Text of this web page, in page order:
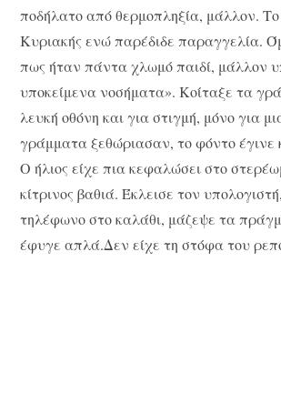
ποδήλατο από θερμοπληξία, μάλλον. Το
Κυριακής ενώ παρέδιδε παραγγελία.
πως ήταν πάντα χλωμό παιδί, μάλλον
υποκείμενα νοσήματα». Κοίταξε τα
λευκή οθόνη και για στιγμή, μόνο για
γράμματα ξεθώριασαν, το φόντο έγινε
Ο ήλιος είχε πια κεφαλώσει στο
κίτρινος βαθιά. Έκλεισε τον
τηλέφωνο στο καλάθι, μάζεψε τα
έφυγε απλά.Δεν είχε τη στόφα του